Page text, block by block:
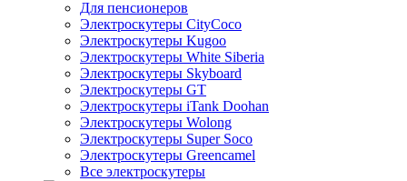
Для пенсионеров
Электроскутеры CityCoco
Электроскутеры Kugoo
Электроскутеры White Siberia
Электроскутеры Skyboard
Электроскутеры GT
Электроскутеры iTank Doohan
Электроскутеры Wolong
Электроскутеры Super Soco
Электроскутеры Greencamel
Все электроскутеры